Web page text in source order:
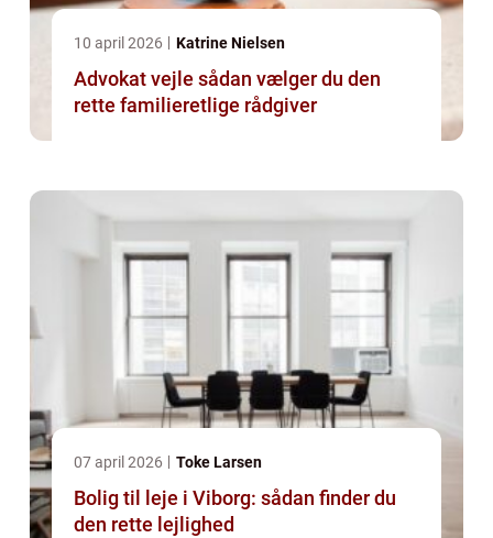
10 april 2026 Katrine Nielsen
Advokat vejle sådan vælger du den
rette familieretlige rådgiver
07 april 2026 Toke Larsen
Bolig til leje i Viborg: sådan finder du
den rette lejlighed